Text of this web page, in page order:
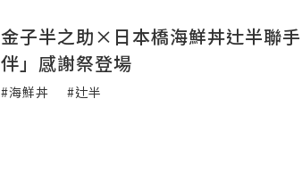
金子半之助×日本橋海鮮丼辻半聯
伴」感謝祭登場
#海鮮丼 #辻半